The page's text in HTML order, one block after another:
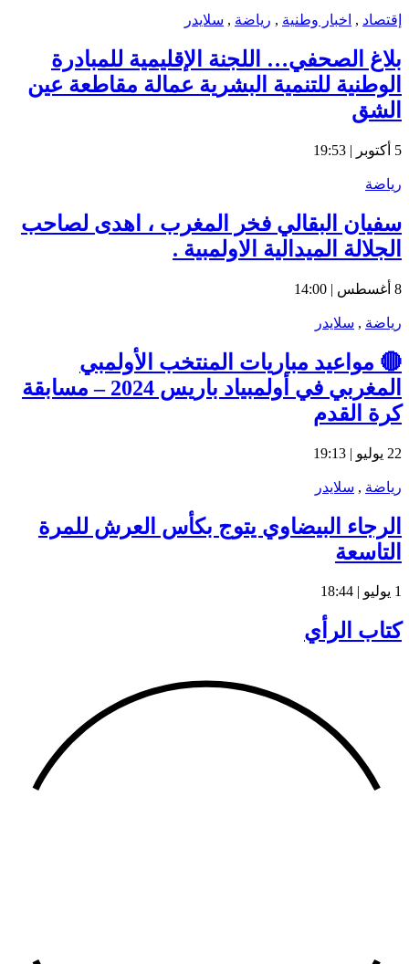
إقتصاد , اخبار وطنية , رياضة , سلايدر
بلاغ الصحفي… اللجنة الإقليمية للمبادرة
الوطنية للتنمية البشرية عمالة مقاطعة عين
الشق
5 أكتوبر | 19:53
رياضة
سفيان البقالي فخر المغرب ، اهدى لصاحب
الجلالة الميدالية الاولمبية .
8 أغسطس | 14:00
رياضة , سلايدر
🔴 مواعيد مباريات المنتخب الأولمبي
المغربي في أولمبياد باريس 2024 – مسابقة
كرة القدم
22 يوليو | 19:13
رياضة , سلايدر
الرجاء البيضاوي يتوج بكأس العرش للمرة
التاسعة
1 يوليو | 18:44
كتاب الرأي